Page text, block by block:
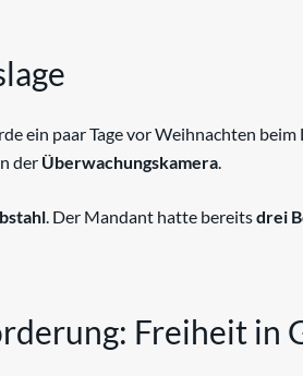
ein paar Tage vor Weihnachten
der Überwachungskamera.
. Der Mandant hatte bereitsdrei
Freiheit in